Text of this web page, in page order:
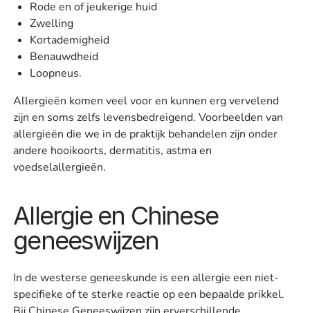
Rode en of jeukerige huid
Zwelling
Kortademigheid
Benauwdheid
Loopneus.
Allergieën komen veel voor en kunnen erg vervelend
zijn en soms zelfs levensbedreigend. Voorbeelden van
allergieën die we in de praktijk behandelen zijn onder
andere hooikoorts, dermatitis, astma en
voedselallergieën.
Allergie en Chinese
geneeswijzen
In de westerse geneeskunde is een allergie een niet-
specifieke of te sterke reactie op een bepaalde prikkel.